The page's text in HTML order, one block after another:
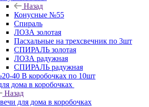
Назад
Конусные №55
Спираль
ЛОЗА золотая
Пасхальные на трехсвечник по 3шт
СПИРАЛЬ золотая
ЛОЗА радужная
СПИРАЛЬ радужная
40 В коробочках по 10шт
дома в коробочках
Назад
для дома в коробочках